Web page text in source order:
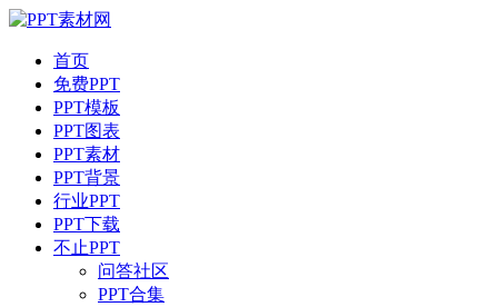
首页
免费PPT
PPT模板
PPT图表
PPT素材
PPT背景
行业PPT
PPT下载
不止PPT
问答社区
PPT合集